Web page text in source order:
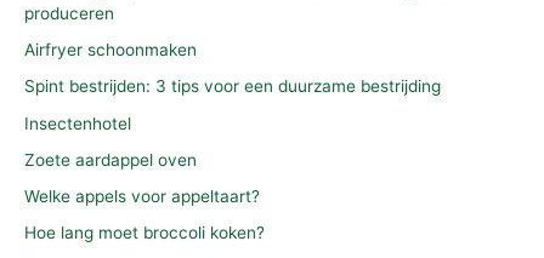
produceren
Airfryer schoonmaken
Spint bestrijden: 3 tips voor een duurzame bestrijding
Insectenhotel
Zoete aardappel oven
Welke appels voor appeltaart?
Hoe lang moet broccoli koken?